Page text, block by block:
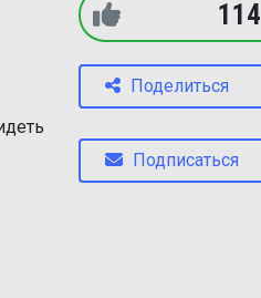
114
Поделиться
Подписаться